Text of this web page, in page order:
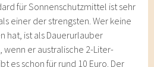
für Sonnenschutzmittel ist sehr
einer der strengsten. Wer keine
hat, ist als Dauerurlauber
er australische 2-Liter-
es schon für rund 10 Euro. Der